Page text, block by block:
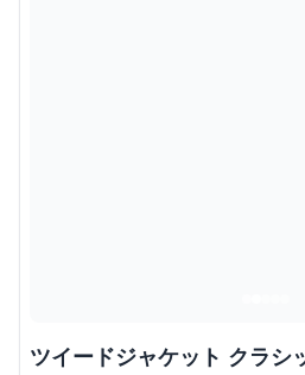
ツイードジャケット クラシ